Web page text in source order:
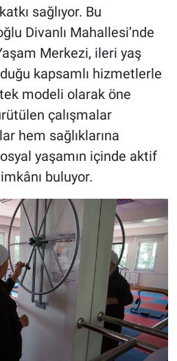
sağlıyor. Bu
Divanlı Mahallesi’nde
Merkezi, ileri yaş
kapsamlı hizmetlerle
modeli olarak öne
çalışmalar
hem sağlıklarına
yaşamın içinde aktif
buluyor.